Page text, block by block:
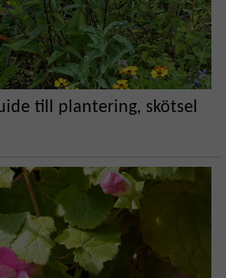
till plantering, skötsel